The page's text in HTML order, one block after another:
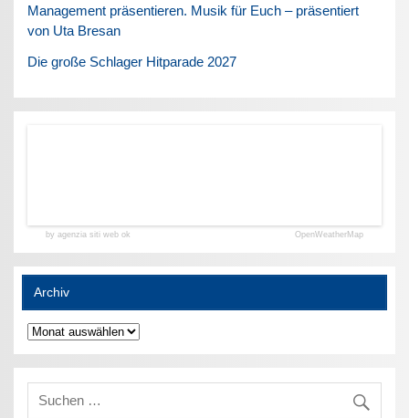
Management präsentieren. Musik für Euch – präsentiert
von Uta Bresan
Die große Schlager Hitparade 2027
by agenzia siti web ok OpenWeatherMap
Archiv
Archiv